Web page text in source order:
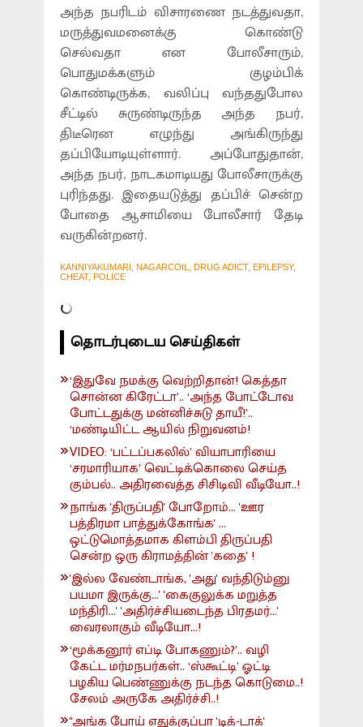
அந்த நபரிடம் விசாரணை நடத்துவதா,
மருத்துவமனைக்கு கொண்டு
செல்வதா என போலீசாரும்,
பொதுமக்களும் குழம்பிக்
கொண்டிருக்க, வலிப்பு வந்ததுபோல
சீட்டில் சுருண்டிருந்த அந்த நபர்,
திடீரென எழுந்து அங்கிருந்து
தப்பியோடியுள்ளார். அப்போதுதான்,
அந்த நபர், நாடகமாடியது போலீசாருக்கு
புரிந்தது. இதையடுத்து தப்பிச் சென்ற
போதை ஆசாமியை போலீசார் தேடி
வருகின்றனர்.
KANNIYAKUMARI, NAGARCOIL, DRUG ADICT, EPILEPSY,
CHEAT, POLICE
தொடர்புடைய செய்திகள்
‘இதுவே நமக்கு வெற்றிதான்! கெத்தா
சொன்ன கிரேட்டா’.. ‘அந்த போட்டோவ
போட்டதுக்கு மன்னிச்சுடு தாயீ!’..
‘மண்டியிட்ட ஆயில் நிறுவனம்!
VIDEO: ‘பட்டப்பகலில்’ வியாபாரியை
‘சரமாரியாக’ வெட்டிக்கொலை செய்த
கும்பல்.. அதிரவைத்த சிசிடிவி வீடியோ..!
நாங்க 'திருப்பதி' போறோம்... 'ஊர
பத்திரமா பாத்துக்கோங்க' ...
ஒட்டுமொத்தமாக கிளம்பி திருப்பதி
சென்ற ஒரு கிராமத்தின் 'கதை' !
'இல்ல வேண்டாங்க, 'அது' வந்திடும்னு
பயமா இருக்கு...' 'கைகுலுக்க மறுத்த
மந்திரி...' 'அதிர்ச்சியடைந்த பிரதமர்...'
வைரலாகும் வீடியோ...!
‘மூக்கனூர் எப்டி போகணும்?’.. வழி
கேட்ட மர்மநபர்கள்.. ‘ஸ்கூட்டி’ ஓட்டி
பழகிய பெண்ணுக்கு நடந்த கொடுமை..!
சேலம் அருகே அதிர்ச்சி..!
"அங்க போய் எதுக்குப்பா 'டிக்-டாக்'